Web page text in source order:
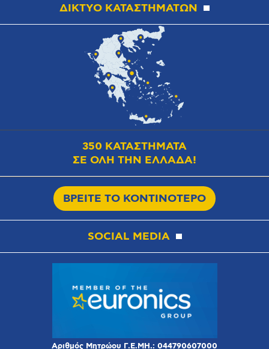
ΔΙΚΤΥΟ ΚΑΤΑΣΤΗΜΑΤΩΝ
350 ΚΑΤΑΣΤΗΜΑΤΑ
ΣΕ ΟΛΗ ΤΗΝ ΕΛΛΑΔΑ!
ΒΡΕΙΤΕ ΤΟ ΚΟΝΤΙΝΟΤΕΡΟ
SOCIAL MEDIA